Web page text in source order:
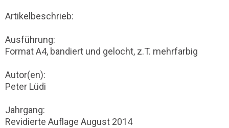
Artikelbeschrieb:
Ausführung:
Format A4, bandiert und gelocht, z.T. mehrfarbig
Autor(en):
Peter Lüdi
Jahrgang:
Revidierte Auflage August 2014